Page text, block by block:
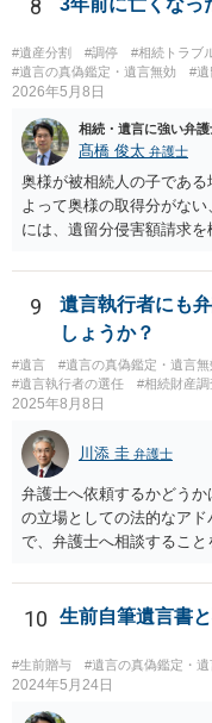
8
#遺産分割 #調停 #相続トラブ
#遺言の真偽鑑定・遺言無効
#遺
2026年5月8日
相続・遺言に強い弁護
髙橋 俊太 弁護士
奥様が被相続人の子であ
よって奥様の取得分がな
には、遺留分侵害額請求
記の義務化に関する説明
記については、不動産を
に申請する義務がありま
よび遺留分を侵害する贈
時効にかかります。また、
有無にかかわらず行使でき
効がいつから進むかは慎重
から３年が経過していると
無、不動産登記、遺産分
う。特に、お姉様側だけで
ったのか、遺産分割協議
以前に、法定相続分や遺
ります。 奥様において戸
書、遺言書の有無等を確
われます。
9
遺言執行者にも
しょうか？
#遺言 #遺言の真偽鑑定・遺言無
#遺言執行者の選任
#相続財産調
2025年8月8日
川添 圭 弁護士
弁護士へ依頼するかどう
の立場としての法的なア
で、弁護士へ相談するこ
誘導しかしてこないと思い
10 生前自筆遺言書
#生前贈与 #遺言の真偽鑑定・遺
2024年5月24日